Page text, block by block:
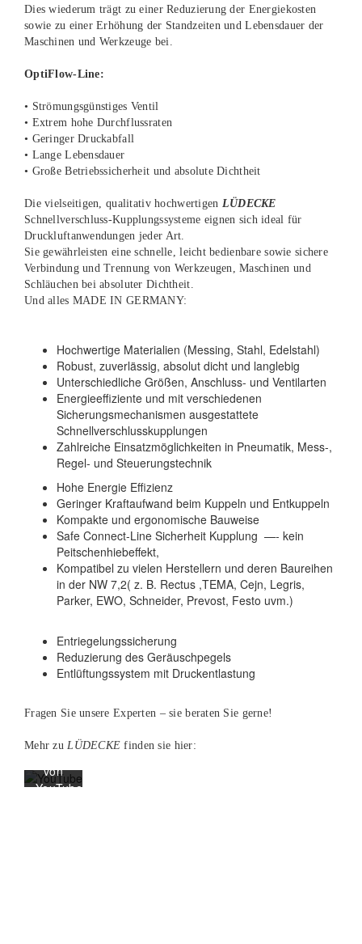
Dies wiederum trägt zu einer Reduzierung der Energiekosten
sowie zu einer Erhöhung der Standzeiten und Lebensdauer der
Maschinen und Werkzeuge bei.
OptiFlow-Line:
• Strömungsgünstiges Ventil
• Extrem hohe Durchflussraten
• Geringer Druckabfall
• Lange Lebensdauer
• Große Betriebssicherheit und absolute Dichtheit
Die vielseitigen, qualitativ hochwertigen LÜDECKE
Schnellverschluss-Kupplungssysteme eignen sich ideal für
Druckluftanwendungen jeder Art.
Sie gewährleisten eine schnelle, leicht bedienbare sowie sichere
Verbindung und Trennung von Werkzeugen, Maschinen und
Schläuchen bei absoluter Dichtheit.
Und alles MADE IN GERMANY:
Hochwertige Materialien (Messing, Stahl, Edelstahl)
Robust, zuverlässig, absolut dicht und langlebig
Unterschiedliche Größen, Anschluss- und Ventilarten
Energieeffiziente und mit verschiedenen
Sicherungsmechanismen ausgestattete
Schnellverschlusskupplungen
Zahlreiche Einsatzmöglichkeiten in Pneumatik, Mess-,
Regel- und Steuerungstechnik
Hohe Energie Effizienz
Geringer Kraftaufwand beim Kuppeln und Entkuppeln
Kompakte und ergonomische Bauweise
Safe Connect-Line Sicherheit Kupplung —- kein
Peitschenhiebeffekt,
Kompatibel zu vielen Herstellern und deren Baureihen
in der NW 7,2( z. B. Rectus ,TEMA, Cejn, Legris,
Parker, EWO, Schneider, Prevost, Festo uvm.)
Entriegelungssicherung
Reduzierung des Geräuschpegels
Entlüftungssystem mit Druckentlastung
Fragen Sie unsere Experten – sie beraten Sie gerne!
Mehr zuLÜDECKE finden sie hier:
dem
Laden
des
Sie
Datenschutzerklärung
von
YouTube.